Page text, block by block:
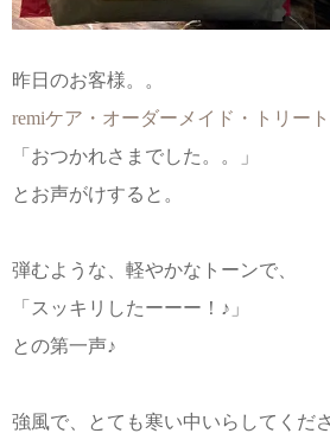
昨日のお客様。。
remiケア・オーダーメイド・トリー
「おつかれさまでした。。」
とお声がけすると。
弾むような、軽やかなトーンで、
「スッキリしたーーー！♪」
との第一声♪
強風で、とても寒い中いらしてくだ